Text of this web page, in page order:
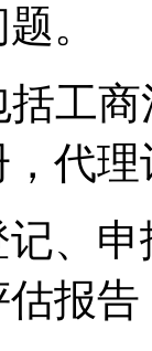
。
工
代
、
报